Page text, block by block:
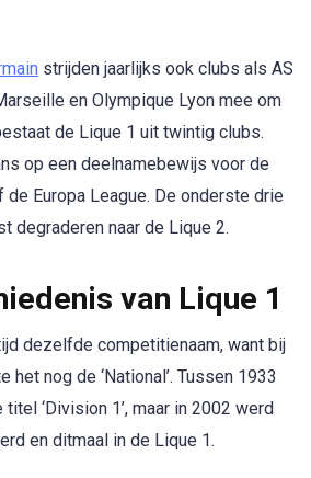
strijden jaarlijks ook clubs als AS
en Olympique Lyon mee om
de Lique 1 uit twintig clubs.
op een deelnamebewijs voor de
de Europa League. De onderste drie
degraderen naar de Lique 2.
van Lique 1
dezelfde competitienaam, want bij
nog de ‘National’. Tussen 1933
‘Division 1’, maar in 2002 werd
en ditmaal in de Lique 1.